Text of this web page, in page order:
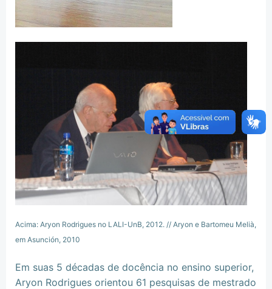
Acima: Aryon Rodrigues no LALI-UnB, 2012. // Aryon e Bartomeu Melià,
em Asunción, 2010
Em suas 5 décadas de docência no ensino superior,
Aryon Rodrigues orientou 61 pesquisas de mestrado